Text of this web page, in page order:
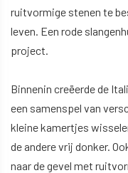
ruitvormige stenen te
leven. Een rode
project.
Binnenin creëerde de
een samenspel van
kleine kamertjes
de andere vrij donker.
naar de gevel met